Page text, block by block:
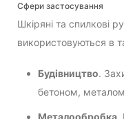
Сфери застосування
Шкіряні та спилкові
використовуються в
Будівництво.
бетоном,
Металообробка